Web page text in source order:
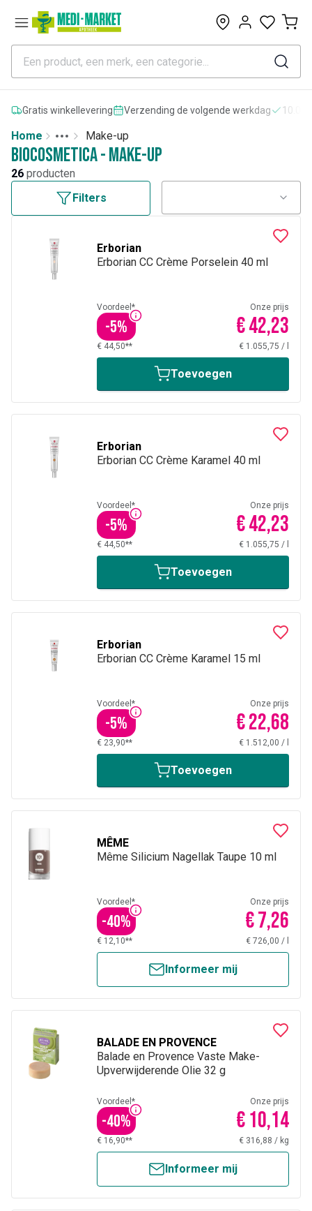
0
Gratis winkellevering Verzending de volgende werkdag
Home
More
Toggle menu
Make-up
Biocosmetica - Make-up
26 producten
Filters
Erborian
Erborian CC Crème Porselein 40 ml
Voordeel*
-5%
Onze prijs
€ 42,23
€ 44,50** € 1.055,75 /
Toevoegen
Erborian
Erborian CC Crème Karamel 40 ml
Voordeel*
-5%
Onze prijs
€ 42,23
€ 44,50** € 1.055,75 /
Toevoegen
Erborian
Erborian CC Crème Karamel 15 ml
Voordeel*
-5%
Onze prijs
€ 22,68
€ 23,90** € 1.512,00 /
Toevoegen
MÊME
Même Silicium Nagellak Taupe 10 ml
Voordeel*
-40%
Onze prijs
€ 7,26
€ 12,10** € 726,00 /
Informeer mij
BALADE EN PROVENCE
Balade en Provence Vaste Make-
Upverwijderende Olie 32 g
Voordeel*
-40%
Onze prijs
€ 10,14
€ 16,90** € 316,88 / kg
Informeer mij